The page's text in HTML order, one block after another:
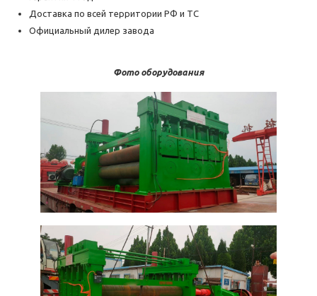
Доставка по всей территории РФ и ТС
Официальный дилер завода
Фото оборудования